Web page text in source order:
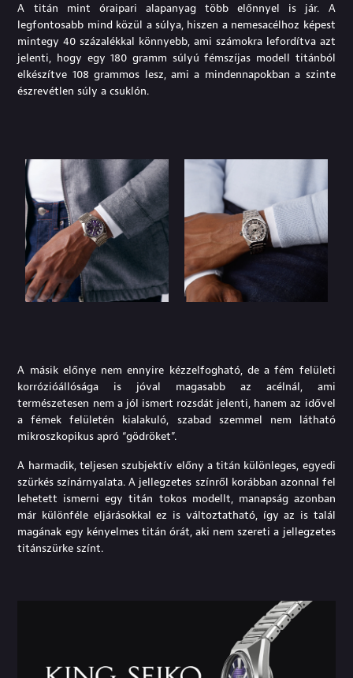
A titán mint óraipari alapanyag több előnnyel is jár. A
legfontosabb mind közül a súlya, hiszen a nemesacélhoz képest
mintegy 40 százalékkal könnyebb, ami számokra lefordítva azt
jelenti, hogy egy 180 gramm súlyú fémszíjas modell titánból
elkészítve 108 grammos lesz, ami a mindennapokban a szinte
észrevétlen súly a csuklón.
A másik előnye nem ennyire kézzelfogható, de a fém felületi
korrózióállósága is jóval magasabb az acélnál, ami
természetesen nem a jól ismert rozsdát jelenti, hanem az idővel
a fémek felületén kialakuló, szabad szemmel nem látható
mikroszkopikus apró “gödröket”.
A harmadik, teljesen szubjektív előny a titán különleges, egyedi
szürkés színárnyalata. A jellegzetes színről korábban azonnal fel
lehetett ismerni egy titán tokos modellt, manapság azonban
már különféle eljárásokkal ez is változtatható, így az is talál
magának egy kényelmes titán órát, aki nem szereti a jellegzetes
titánszürke színt.